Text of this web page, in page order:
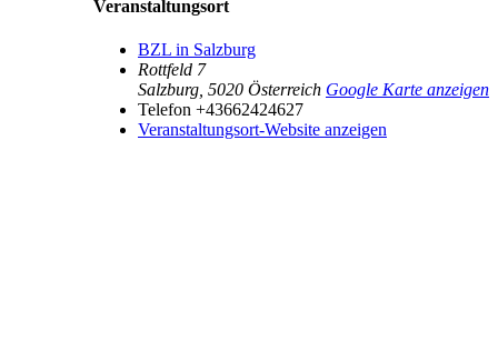
Veranstaltungsort
BZL in Salzburg
Rottfeld 7
Salzburg 5020 Österreich Google Karte anzeigen
Telefon +43662424627
Veranstaltungsort-Website anzeigen